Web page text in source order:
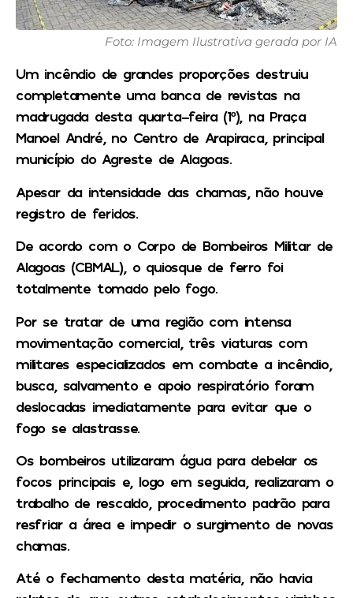
Foto: Imagem Ilustrativa gerada por IA
Um incêndio de grandes proporções destruiu
completamente uma banca de revistas na
madrugada desta quarta-feira (1º), na Praça
Manoel André, no Centro de Arapiraca, principal
município do Agreste de Alagoas.
Apesar da intensidade das chamas, não houve
registro de feridos.
De acordo com o Corpo de Bombeiros Militar de
Alagoas (CBMAL), o quiosque de ferro foi
totalmente tomado pelo fogo.
Por se tratar de uma região com intensa
movimentação comercial, três viaturas com
militares especializados em combate a incêndio,
busca, salvamento e apoio respiratório foram
deslocadas imediatamente para evitar que o
fogo se alastrasse.
Os bombeiros utilizaram água para debelar os
focos principais e, logo em seguida, realizaram o
trabalho de rescaldo, procedimento padrão para
resfriar a área e impedir o surgimento de novas
chamas.
Até o fechamento desta matéria, não havia